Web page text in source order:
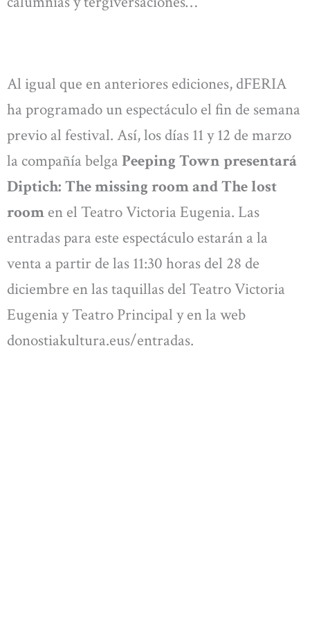
Al igual que en anteriores ediciones, dFERIA
ha programado un espectáculo el fin de semana
previo al festival. Así, los días 11 y 12 de marzo
la compañía belga Peeping Town presentará
Diptich: The missing room and The lost
room en el Teatro Victoria Eugenia. Las
entradas para este espectáculo estarán a la
venta a partir de las 11:30 horas del 28 de
diciembre en las taquillas del Teatro Victoria
Eugenia y Teatro Principal y en la web
donostiakultura.eus/entradas.